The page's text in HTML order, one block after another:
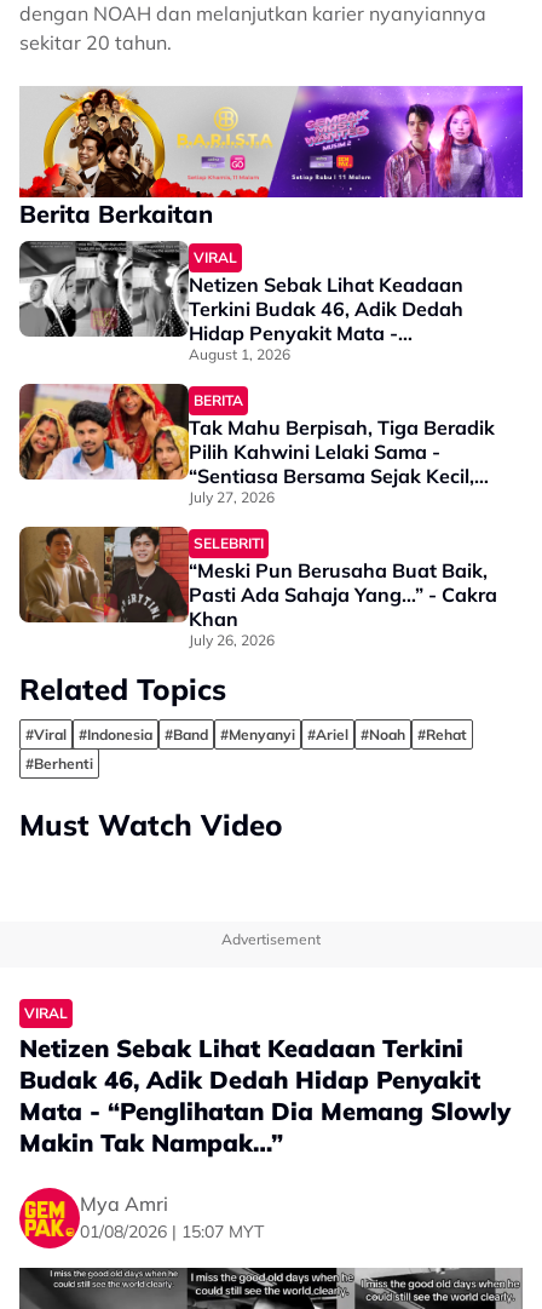
dengan NOAH dan melanjutkan karier nyanyiannya
sekitar 20 tahun.
Berita Berkaitan
VIRAL
Netizen Sebak Lihat Keadaan
Terkini Budak 46, Adik Dedah
Hidap Penyakit Mata -
“Penglihatan Dia Memang Slowly
Makin Tak Nampak…”
August 1, 2026
BERITA
Tak Mahu Berpisah, Tiga Beradik
Pilih Kahwini Lelaki Sama -
“Sentiasa Bersama Sejak Kecil,
Tak Dapat Bayangkan Hidup
Berjauhan”
July 27, 2026
SELEBRITI
“Meski Pun Berusaha Buat Baik,
Pasti Ada Sahaja Yang…” - Cakra
Khan
July 26, 2026
Related Topics
#Viral #Indonesia #Band #Menyanyi #Ariel #Noah
#Rehat
#Berhenti
Must Watch Video
Advertisement
VIRAL
Netizen Sebak Lihat Keadaan Terkini
Budak 46, Adik Dedah Hidap Penyakit
Mata - “Penglihatan Dia Memang Slowly
Makin Tak Nampak…”
Mya Amri
01/08/2026 | 15:07 MYT